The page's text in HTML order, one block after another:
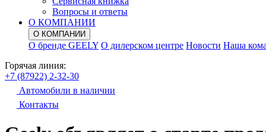
Вопросы и ответы
О КОМПАНИИ
О КОМПАНИИ
О бренде GEELY О дилерском центре Новости Наша
Горячая линия:
+7 (87922) 2-32-30
Автомобили в наличии
Контакты